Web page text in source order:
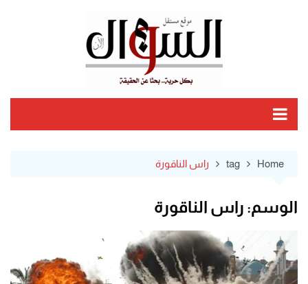
Home
tag راس الناقورة
الوسم: راس الناقورة